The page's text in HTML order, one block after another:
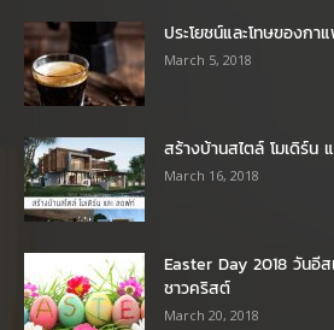
ประโยชน์และโทษของกา
March 5, 2018
สร้างบ้านสไตล์ โมเดิร์น
March 16, 2018
Easter Day 2018 วันอี
ชาวคริสต์
March 20, 2018